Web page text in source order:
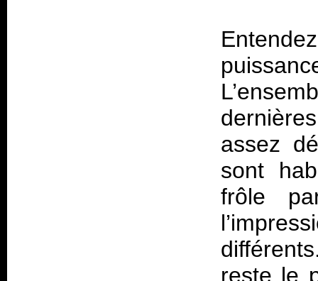
assez
sont
frôle
reste le